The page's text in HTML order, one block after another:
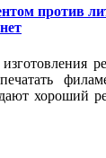
против
хороший